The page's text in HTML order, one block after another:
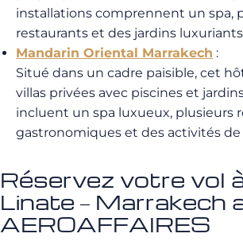
installations comprennent un spa,
restaurants et des jardins
Mandarin Oriental Marrakech :
Situé dans un cadre paisible, cet
villas privées avec piscines et
incluent un spa luxueux, plusieurs
gastronomiques et des activités de
Réservez votre vol
Linate – Marrakech
AEROAFFAIRES